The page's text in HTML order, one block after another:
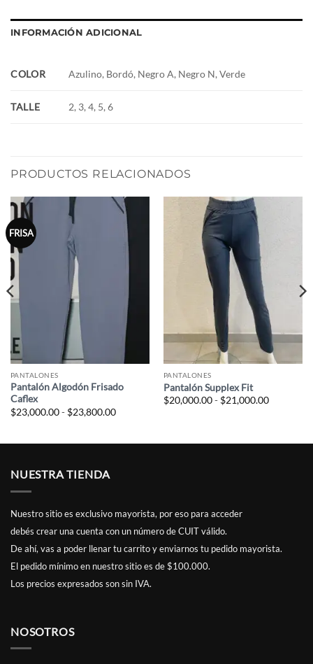
INFORMACIÓN ADICIONAL
COLOR Azulino, Bordó, Negro A, Negro N, Verde
TALLE 2, 3, 4, 5, 6
PRODUCTOS RELACIONADOS
FRISA
PANTALONES
Pantalón Algodón Frisado
Caflex
$23,000.00 - $23,800.00Rango
$23,000.00
PANTALONES
Pantalón Supplex Fit
$20,000.00 - $21,000.00Rango
hasta
NUESTRA TIENDA
Nuestro sitio es exclusivo mayorista, por eso para acceder
debés crear una cuenta con un número de CUIT válido.
De ahí, vas a poder llenar tu carrito y enviarnos tu pedido mayorista.
El pedido mínimo en nuestro sitio es de $100.000.
Los precios expresados son sin IVA.
NOSOTROS